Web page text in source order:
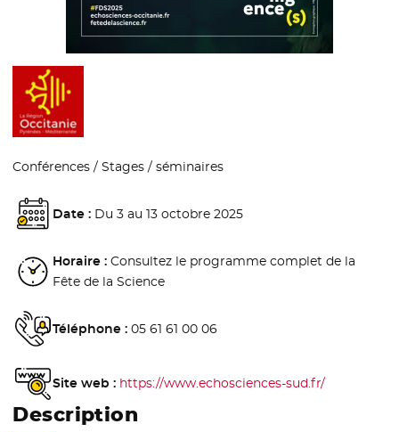
Conférences / Stages / séminaires
Date : Du 3 au 13 octobre 2025
Horaire : Consultez le programme complet de la
Fête de la Science
Téléphone : 05 61 61 00 06
Site web : https://www.echosciences-sud.fr/
Description